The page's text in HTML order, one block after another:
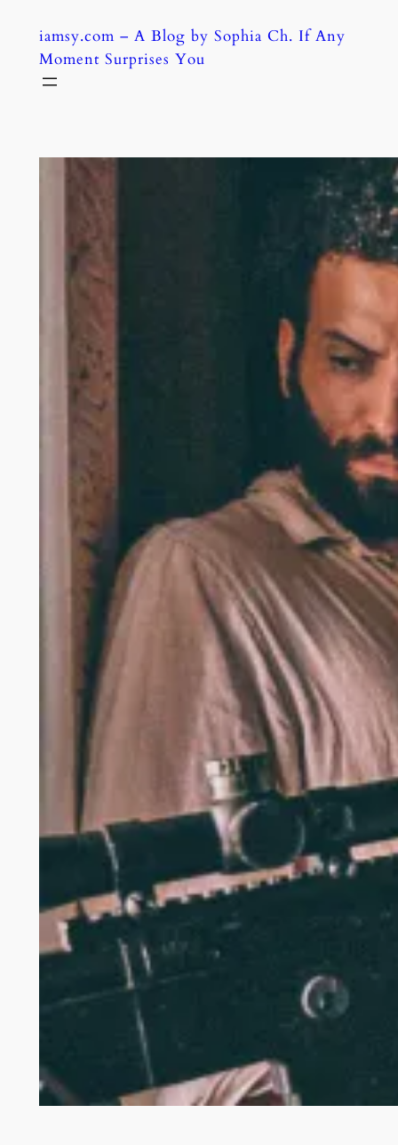
content
iamsy.com – A Blog by Sophia Ch. If Any
Moment Surprises You